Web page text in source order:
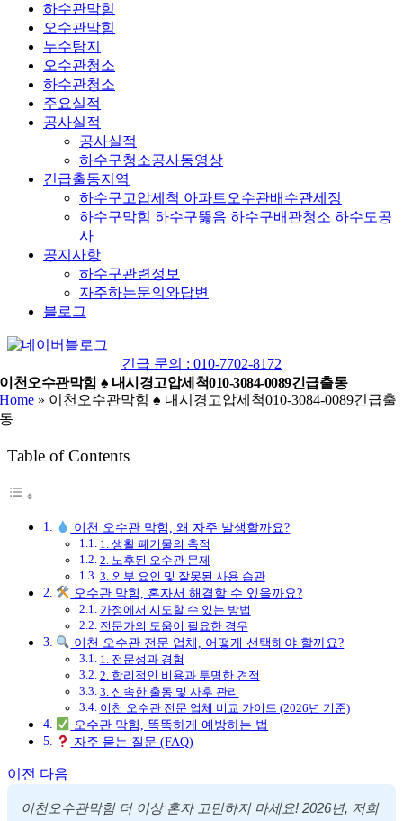
하수관막힘
오수관막힘
누수탐지
오수관청소
하수관청소
주요실적
공사실적
공사실적
하수구청소공사동영상
긴급출동지역
하수구고압세척 아파트오수관배수관세정
하수구막힘 하수구뚫음 하수구배관청소 하수도공
사
공지사항
하수구관련정보
자주하는문의와답변
블로그
네
버
블
로
긴급 문의 : 010-7702-8172
이천오수관막힘 ♠ 내시경고압세척010-3084-0089긴급출동
Home » 이천오수관막힘 ♠ 내시경고압세척010-3084-0089긴급출
동
Table of Contents
이천 오수관 막힘, 왜 자주 발생할까요?
1. 생활 폐기물의 축적
2. 노후된 오수관 문제
3. 외부 요인 및 잘못된 사용 습관
오수관 막힘, 혼자서 해결할 수 있을까요?
가정에서 시도할 수 있는 방법
전문가의 도움이 필요한 경우
이천 오수관 전문 업체, 어떻게 선택해야 할까요?
1. 전문성과 경험
2. 합리적인 비용과 투명한 견적
3. 신속한 출동 및 사후 관리
이천 오수관 전문 업체 비교 가이드 (2026년 기준)
오수관 막힘, 똑똑하게 예방하는 법
자주 묻는 질문 (FAQ)
이전 다음
이천오수관막힘 더 이상 혼자 고민하지 마세요! 2026년, 저희